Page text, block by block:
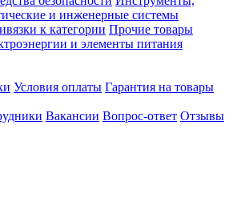
и инженерные системы
к категории Прочие товары
и элементы питания
Условия оплаты Гарантия на товары
Вакансии Вопрос-ответ Отзывы